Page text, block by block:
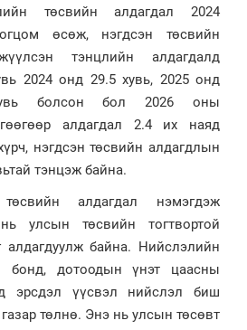
төсвийн алдагдал 2024
өсөж, нэгдсэн төсвийн
тэнцлийн алдагдалд
2024 онд 29.5 хувь, 2025 онд
болсон бол 2026 оны
алдагдал 2.4 их наяд
нэгдсэн төсвийн алдагдлын
тэнцэж байна.
алдагдал нэмэгдэж
улсын төсвийн тогтвортой
алдагдуулж байна. Нийслэлийн
бонд, дотоодын үнэт цаасны
эрсдэл үүсвэл нийслэл биш
төлнө. Энэ нь улсын төсөвт